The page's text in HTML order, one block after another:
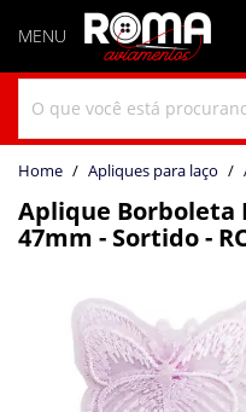
home Apliques para laço
Aplique Borboleta
47mm - Sortido -